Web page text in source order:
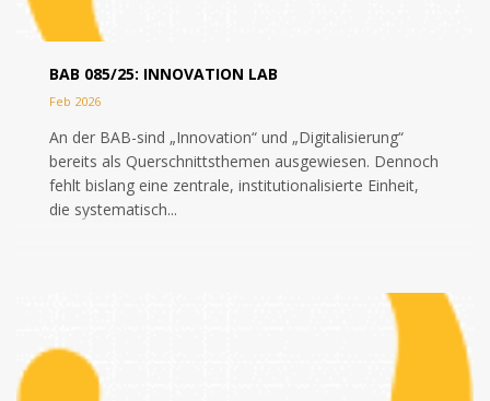
BAB 085/25: INNOVATION LAB
Feb 2026
An der BAB-sind „Innovation“ und „Digitalisierung“
bereits als Querschnittsthemen ausgewiesen. Dennoch
fehlt bislang eine zentrale, institutionalisierte Einheit,
die systematisch...